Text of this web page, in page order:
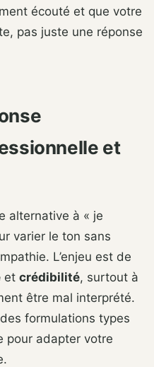
écouté et que votre
pas juste une réponse
et
alternative à « je
varier le ton sans
L’enjeu est de
et crédibilité, surtout à
être mal interprété.
formulations types
pour adapter votre